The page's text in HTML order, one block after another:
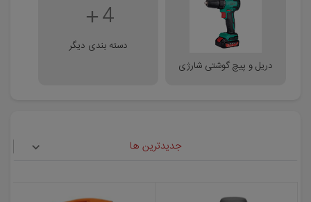
دریل و پیچ گوشتی شارژی
4
دسته بندی دیگر
جدیدترین ها